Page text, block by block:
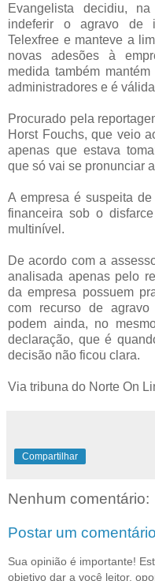
Evangelista decidiu,
indeferir o agravo de
Telexfree e manteve a
novas adesões à
medida também
administradores e é
Procurado pela
Horst Fouchs, que veio
apenas que estava
que só vai se pronunciar
A empresa é suspeita
financeira sob o
multinível.
De acordo com a
analisada apenas pelo
da empresa possuem
com recurso de
podem ainda, no
declaração, que é
decisão não ficou clara.
Via tribuna do Norte On
Compartilhar
Nenhum comentário:
Postar um comentário
Sua opinião é importante!
objetivo dar a você leitor,